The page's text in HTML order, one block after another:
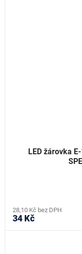
LED žárovka
28,10 Kč bez DPH
34 Kč